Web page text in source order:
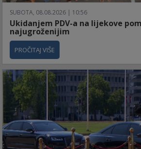
SUBOTA, 08.08.2026 | 10:56
Ukidanjem PDV-a na lijekove
najugroženijim
PROČITAJ VIŠE